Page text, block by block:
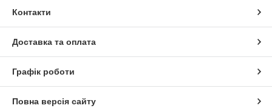
Контакти
Доставка та оплата
Графік роботи
Повна версія сайту